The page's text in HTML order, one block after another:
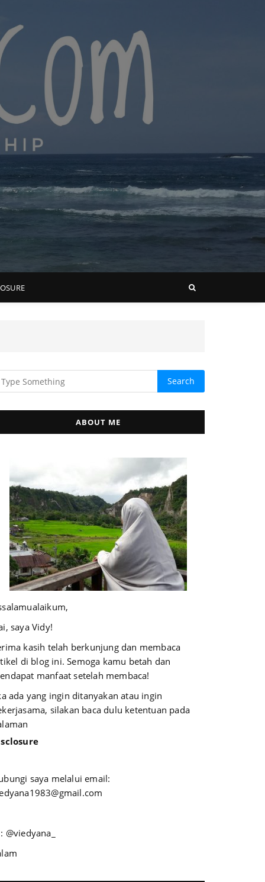
ABOUT ME
saya Vidy!
kasih telah berkunjung dan membaca
di blog ini. Semoga kamu betah dan
manfaat setelah membaca!
ada yang ingin ditanyakan atau ingin
silakan baca dulu ketentuan pada
saya melalui email:
@viedyana_